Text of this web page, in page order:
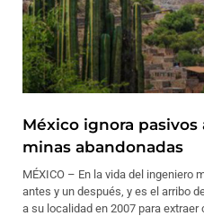
México ignora
minas abandonadas
MÉXICO – En la vida del ingeniero
antes y un después, y es el arribo
a su localidad en 2007 para extraer